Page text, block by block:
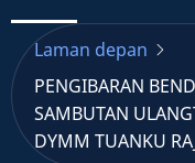
Laman depan
PENGIBARAN
SAMBUTAN
DYMM TUANKU